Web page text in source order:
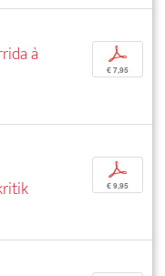
à
p
€ 7,95
p
€ 9,95